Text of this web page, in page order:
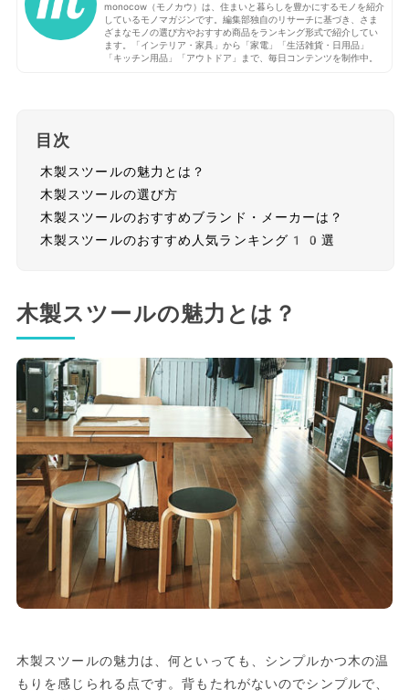
monocow（モノカウ）は、住まいと暮らしを豊かにするモノを紹介
しているモノマガジンです。編集部独自のリサーチに基づき、さま
ざまなモノの選び方やおすすめ商品をランキング形式で紹介してい
ます。「インテリア・家具」から「家電」「生活雑貨・日用品」
「キッチン用品」「アウトドア」まで、毎日コンテンツを制作中。
目次
木製スツールの魅力とは？
木製スツールの選び方
木製スツールのおすすめブランド・メーカーは？
木製スツールのおすすめ人気ランキング10選
木製スツールの魅力とは？
木製スツールの魅力は、何といっても、シンプルかつ木の温
もりを感じられる点です。背もたれがないのでシンプルで、